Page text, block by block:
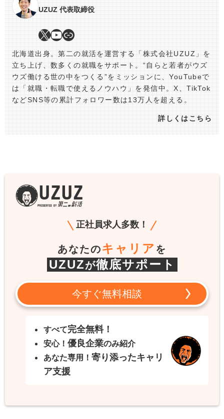
UZUZ 代表取締役
北海道出身。第二の就活を運営する「株式会社UZUZ」を
立ち上げ、数多くの就職をサポート。“自らと若者がウズ
ウズ働ける世の中をつくる”をミッションに、YouTubeで
は「就職・転職で使えるノウハウ」を発信中。X、TikTok
などSNS等の累計フォロワー数は13万人を超える。
詳しくはこちら
正社員求人多数！
あなたのキャリア を
UZUZが徹底サポート
今すぐ無料相談
すべて完全無料！
安心！ 優良企業のみ紹介
あなた専用！ 寄り添ったキャリ
ア支援